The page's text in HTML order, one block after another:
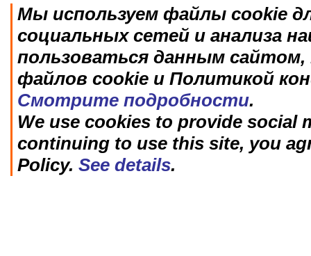
Мы используем файлы cookie
социальных сетей и анализа
пользоваться данным
файлов cookie и Политикой
Смотрите подробности.
We use cookies to provide social
continuing to use this site, you
Policy. See details.